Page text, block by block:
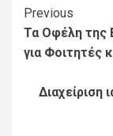
Continue
Reading
Previous
Τα Οφέλη της
για Φοιτητές
Διαχείριση